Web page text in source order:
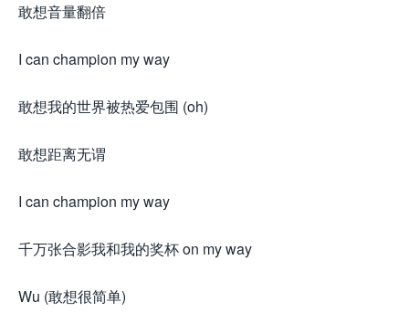
敢想音量翻倍
I can champion my way
敢想我的世界被热爱包围 (oh)
敢想距离无谓
I can champion my way
千万张合影我和我的奖杯 on my way
Wu (敢想很简单)